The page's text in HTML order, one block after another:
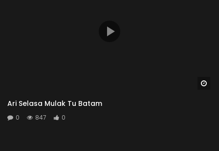
Ari Selasa Mulak Tu Batam
0 847 0